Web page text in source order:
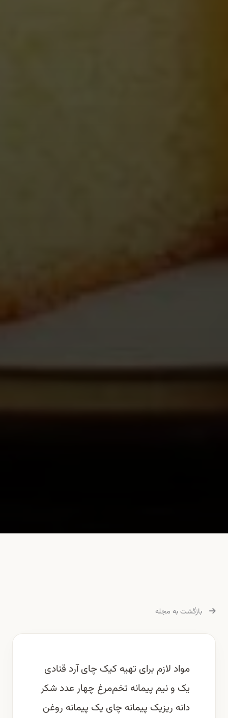
بازگشت به مجله
مواد لازم برای تهیه کیک چای آرد قنادی
یک و نیم پیمانه تخم‌مرغ چهار عدد شکر
دانه ریزیک پیمانه چای یک پیمانه روغن